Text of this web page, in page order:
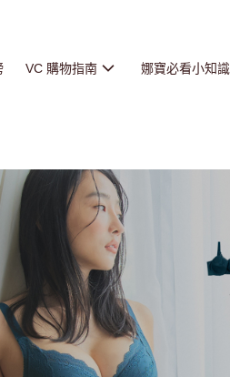
VC 購物指南 娜寶必看小知識